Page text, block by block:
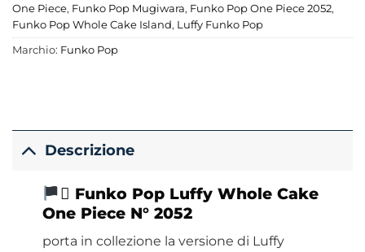
One Piece, Funko Pop Mugiwara, Funko Pop One Piece 2052,
Funko Pop Whole Cake Island, Luffy Funko Pop
Marchio: Funko Pop
Descrizione
‍☠ Funko Pop Luffy Whole Cake
One Piece N° 2052
porta in collezione la versione di Luffy